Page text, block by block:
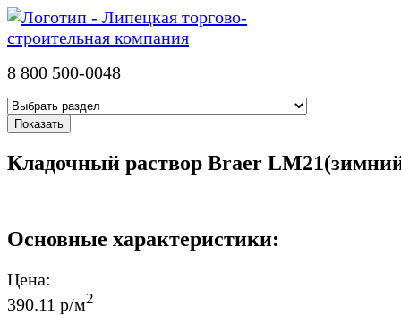
8 800 500-0048
Кладочный раствор Braer
Основные характеристики:
Цена:
390.11 р/м2